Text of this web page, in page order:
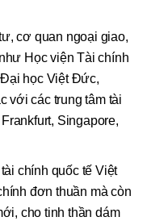
cơ quan ngoại giao,
Học viện Tài chính
Đại học Việt Đức,
với các trung tâm tài
Singapore,
chính quốc tế Việt
đơn thuần mà còn
cho tinh thần dám